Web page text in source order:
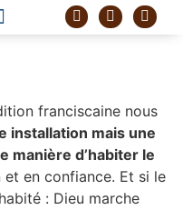
franciscaine nous
installation mais une
manière d’habiter le
et en confiance. Et si le
: Dieu marche